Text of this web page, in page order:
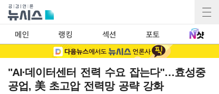
메인 랭킹 섹션 포토
"AI·데이터센터 전력 수요 잡는다"…효성중
공업, 美 초고압 전력망 공략 강화